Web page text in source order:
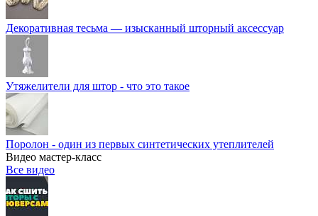
Декоративная тесьма — изысканный шторный аксессуар
Утяжелители для штор - что это такое
Поролон - один из первых синтетических утеплителей
Видео мастер-класс
Все видео